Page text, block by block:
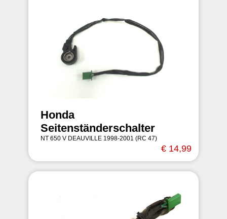
Honda
Seitenständerschalter
NT 650 V DEAUVILLE 1998-2001 (RC 47)
€ 14,99